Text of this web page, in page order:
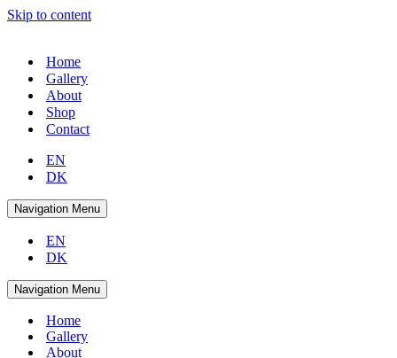
Skip to content
Home
Gallery
About
Shop
Contact
EN
DK
Navigation Menu
EN
DK
Navigation Menu
Home
Gallery
About